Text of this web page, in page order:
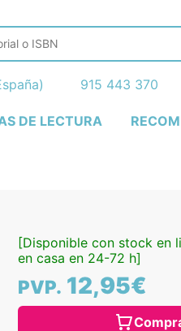
DE LECTURA
915 443 370
[Disponible con stock en
en casa en 24-72 h]
PVP. 12,95€